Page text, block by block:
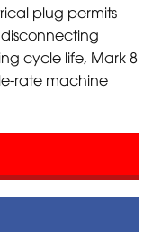
plug permits
cycle life, Mark 8
rate machine